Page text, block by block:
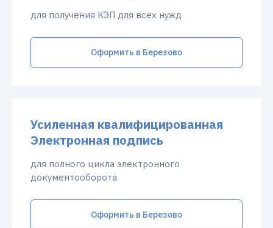
для получения КЭП для всех нужд
Оформить в Березово
Усиленная квалифицированная
Электронная подпись
для полного цикла электронного
документооборота
Оформить в Березово